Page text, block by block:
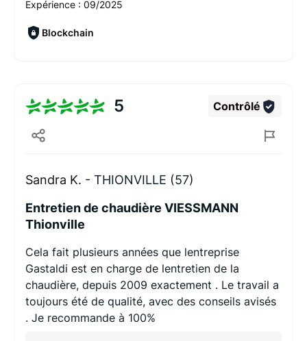
Expérience : 09/2025
Blockchain
5 Contrôlé
Sandra K. - THIONVILLE (57)
Entretien de chaudière VIESSMANN
Thionville
Cela fait plusieurs années que lentreprise
Gastaldi est en charge de lentretien de la
chaudière, depuis 2009 exactement . Le travail a
toujours été de qualité, avec des conseils avisés
. Je recommande à 100%